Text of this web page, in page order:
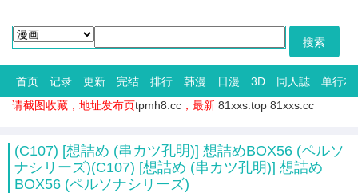
首页 记录 更新 完结 排行 韩漫 日漫 3D 同人誌
单行本
请截图收藏，地址发布页tpmh8.cc ，最新 81xxs.top 81xxs.cc
(C107) [想詰め (串カツ孔明)] 想詰めBOX56 (ペルソ
ナシリーズ)(C107) [想詰め (串カツ孔明)] 想詰め
BOX56 (ペルソナシリーズ)